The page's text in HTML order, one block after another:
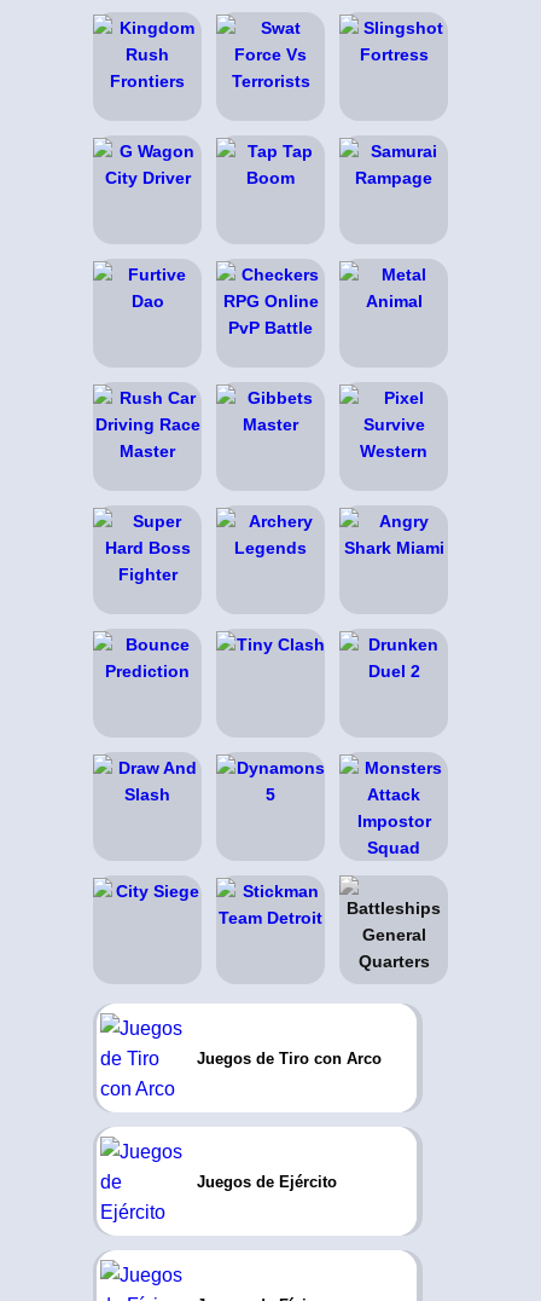
Juegos de Tiro con Arco
Juegos de Ejército